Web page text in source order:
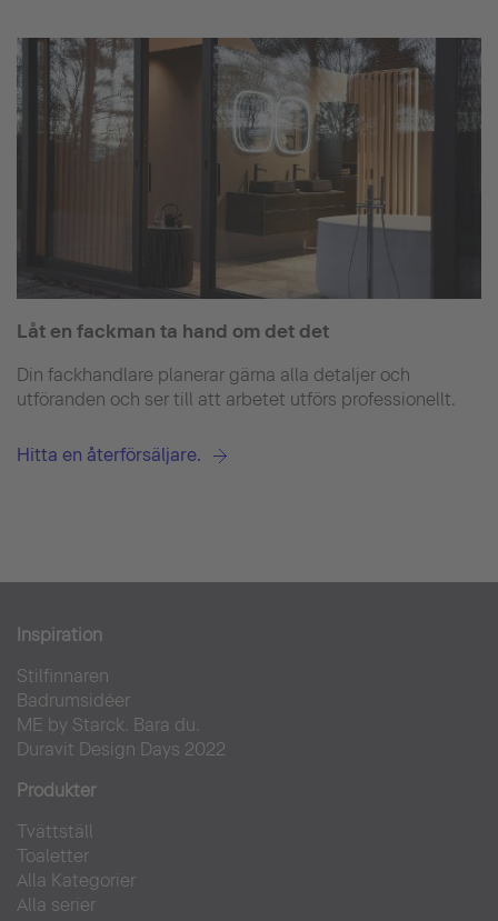
Låt en fackman ta hand om det det
Din fackhandlare planerar gärna alla detaljer och
utföranden och ser till att arbetet utförs professionellt.
Hitta en återförsäljare.
Inspiration
Stilfinnaren
Badrumsidéer
ME by Starck. Bara du.
Duravit Design Days 2022
Produkter
Tvättställ
Toaletter
Alla Kategorier
Alla serier